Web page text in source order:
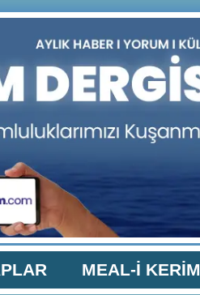
MEAL-İ KERİM